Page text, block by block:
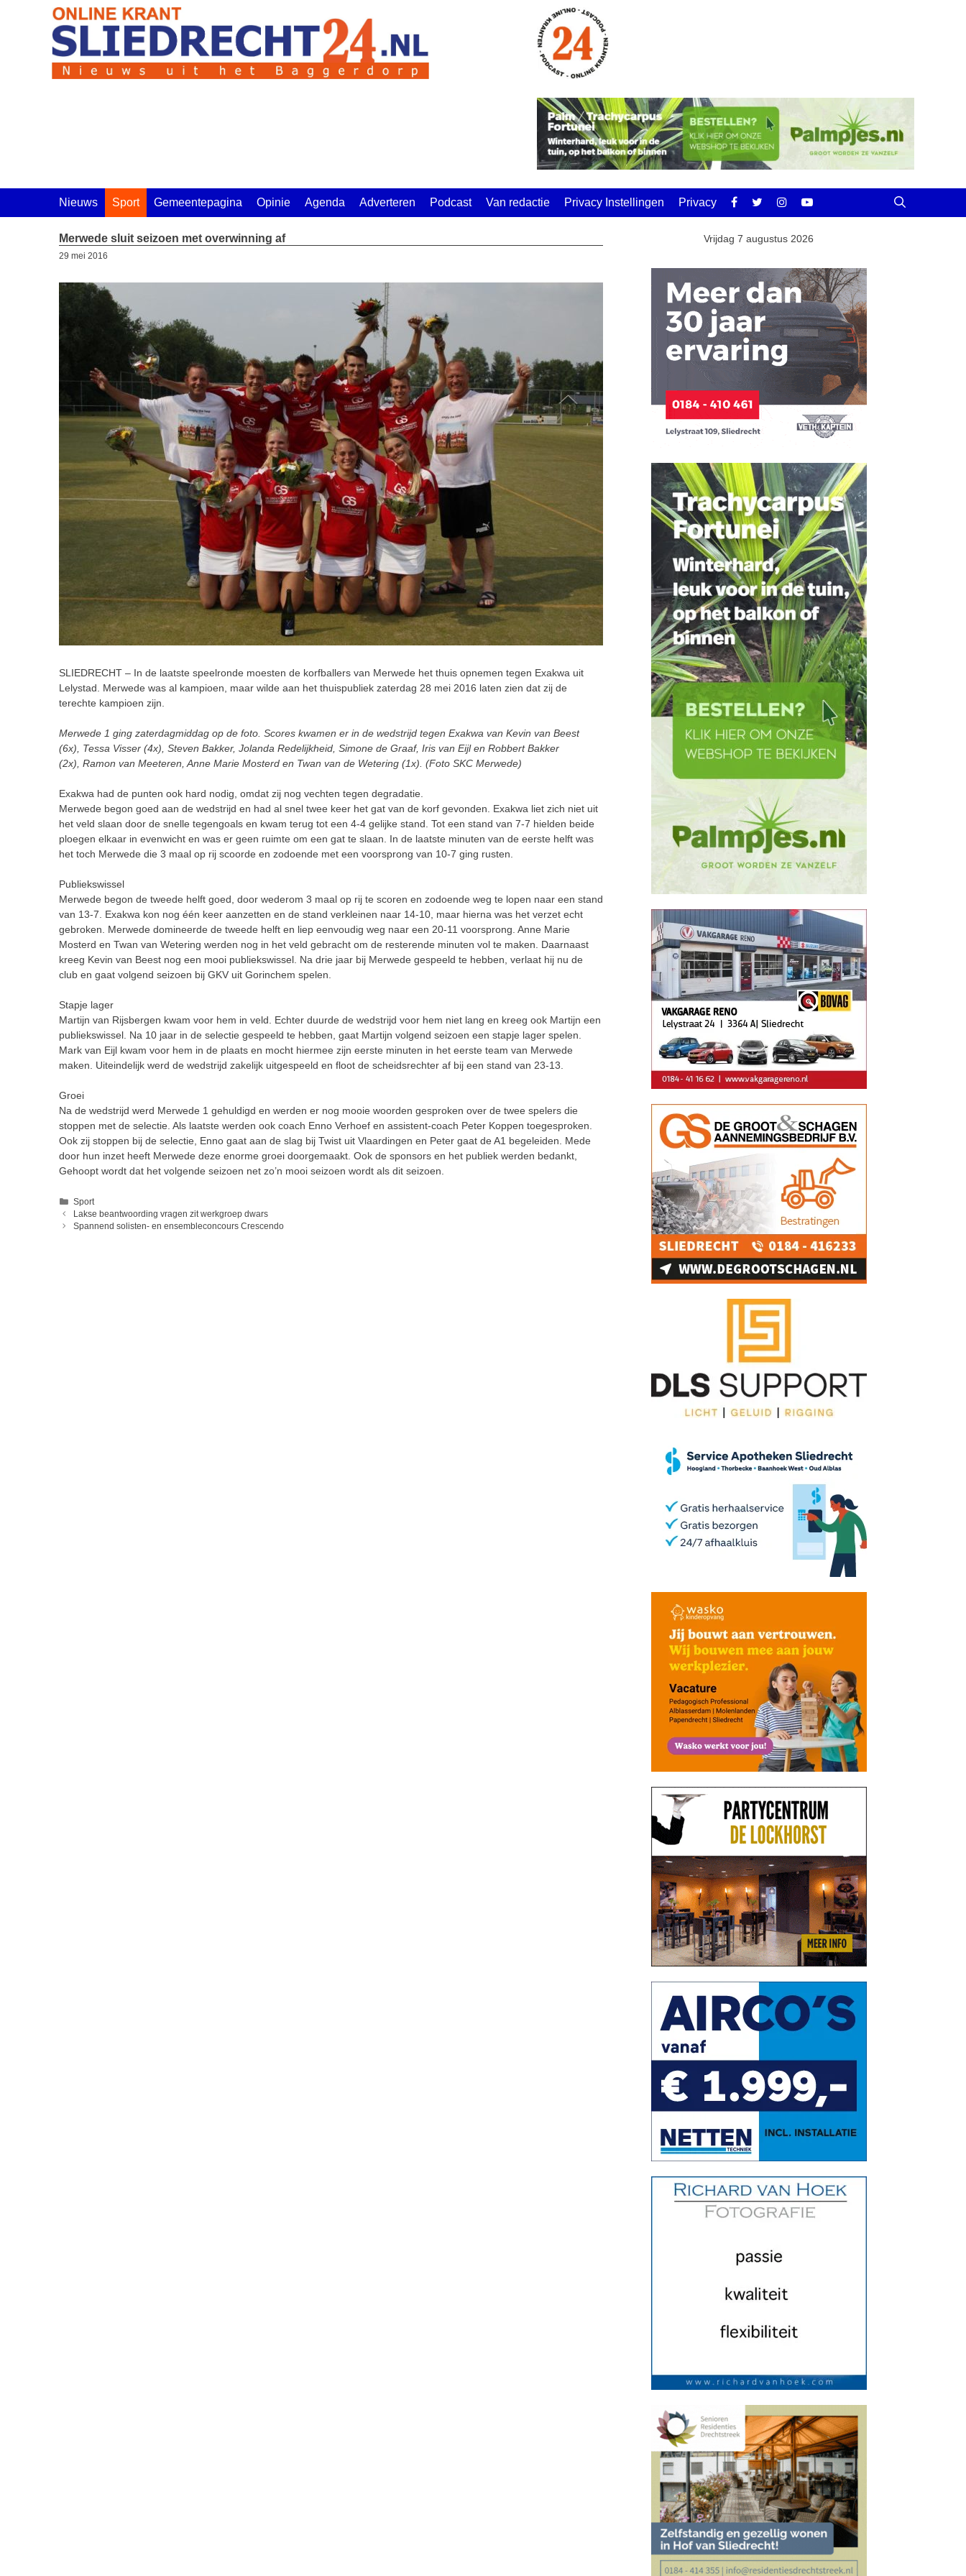
Nieuws Sport Gemeentepagina Opinie Agenda Adverteren Podcast Van redactie Privacy Instellingen Privacy
Merwede sluit seizoen met overwinning af
29 mei 2016
SLIEDRECHT – In de laatste speelronde moesten de korfballers van Merwede het thuis opnemen tegen Exakwa uit
Lelystad. Merwede was al kampioen, maar wilde aan het thuispubliek zaterdag 28 mei 2016 laten zien dat zij de
terechte kampioen zijn.
Merwede 1 ging zaterdagmiddag op de foto. Scores kwamen er in de wedstrijd tegen Exakwa van Kevin van Beest
(6x), Tessa Visser (4x), Steven Bakker, Jolanda Redelijkheid, Simone de Graaf, Iris van Eijl en Robbert Bakker
(2x), Ramon van Meeteren, Anne Marie Mosterd en Twan van de Wetering (1x). (Foto SKC Merwede)
Exakwa had de punten ook hard nodig, omdat zij nog vechten tegen degradatie.
Merwede begon goed aan de wedstrijd en had al snel twee keer het gat van de korf gevonden. Exakwa liet zich niet uit
het veld slaan door de snelle tegengoals en kwam terug tot een 4-4 gelijke stand. Tot een stand van 7-7 hielden beide
ploegen elkaar in evenwicht en was er geen ruimte om een gat te slaan. In de laatste minuten van de eerste helft was
het toch Merwede die 3 maal op rij scoorde en zodoende met een voorsprong van 10-7 ging rusten.
Publiekswissel
Merwede begon de tweede helft goed, door wederom 3 maal op rij te scoren en zodoende weg te lopen naar een stand
van 13-7. Exakwa kon nog één keer aanzetten en de stand verkleinen naar 14-10, maar hierna was het verzet echt
gebroken. Merwede domineerde de tweede helft en liep eenvoudig weg naar een 20-11 voorsprong. Anne Marie
Mosterd en Twan van Wetering werden nog in het veld gebracht om de resterende minuten vol te maken. Daarnaast
kreeg Kevin van Beest nog een mooi publiekswissel. Na drie jaar bij Merwede gespeeld te hebben, verlaat hij nu de
club en gaat volgend seizoen bij GKV uit Gorinchem spelen.
Stapje lager
Martijn van Rijsbergen kwam voor hem in veld. Echter duurde de wedstrijd voor hem niet lang en kreeg ook Martijn een
publiekswissel. Na 10 jaar in de selectie gespeeld te hebben, gaat Martijn volgend seizoen een stapje lager spelen.
Mark van Eijl kwam voor hem in de plaats en mocht hiermee zijn eerste minuten in het eerste team van Merwede
maken. Uiteindelijk werd de wedstrijd zakelijk uitgespeeld en floot de scheidsrechter af bij een stand van 23-13.
Groei
Na de wedstrijd werd Merwede 1 gehuldigd en werden er nog mooie woorden gesproken over de twee spelers die
stoppen met de selectie. Als laatste werden ook coach Enno Verhoef en assistent-coach Peter Koppen toegesproken.
Ook zij stoppen bij de selectie, Enno gaat aan de slag bij Twist uit Vlaardingen en Peter gaat de A1 begeleiden. Mede
door hun inzet heeft Merwede deze enorme groei doorgemaakt. Ook de sponsors en het publiek werden bedankt,
Gehoopt wordt dat het volgende seizoen net zo’n mooi seizoen wordt als dit seizoen.
Categorieën
Sport
Lakse beantwoording vragen zit werkgroep dwars
Spannend solisten- en ensembleconcours Crescendo
Vrijdag 7 augustus 2026